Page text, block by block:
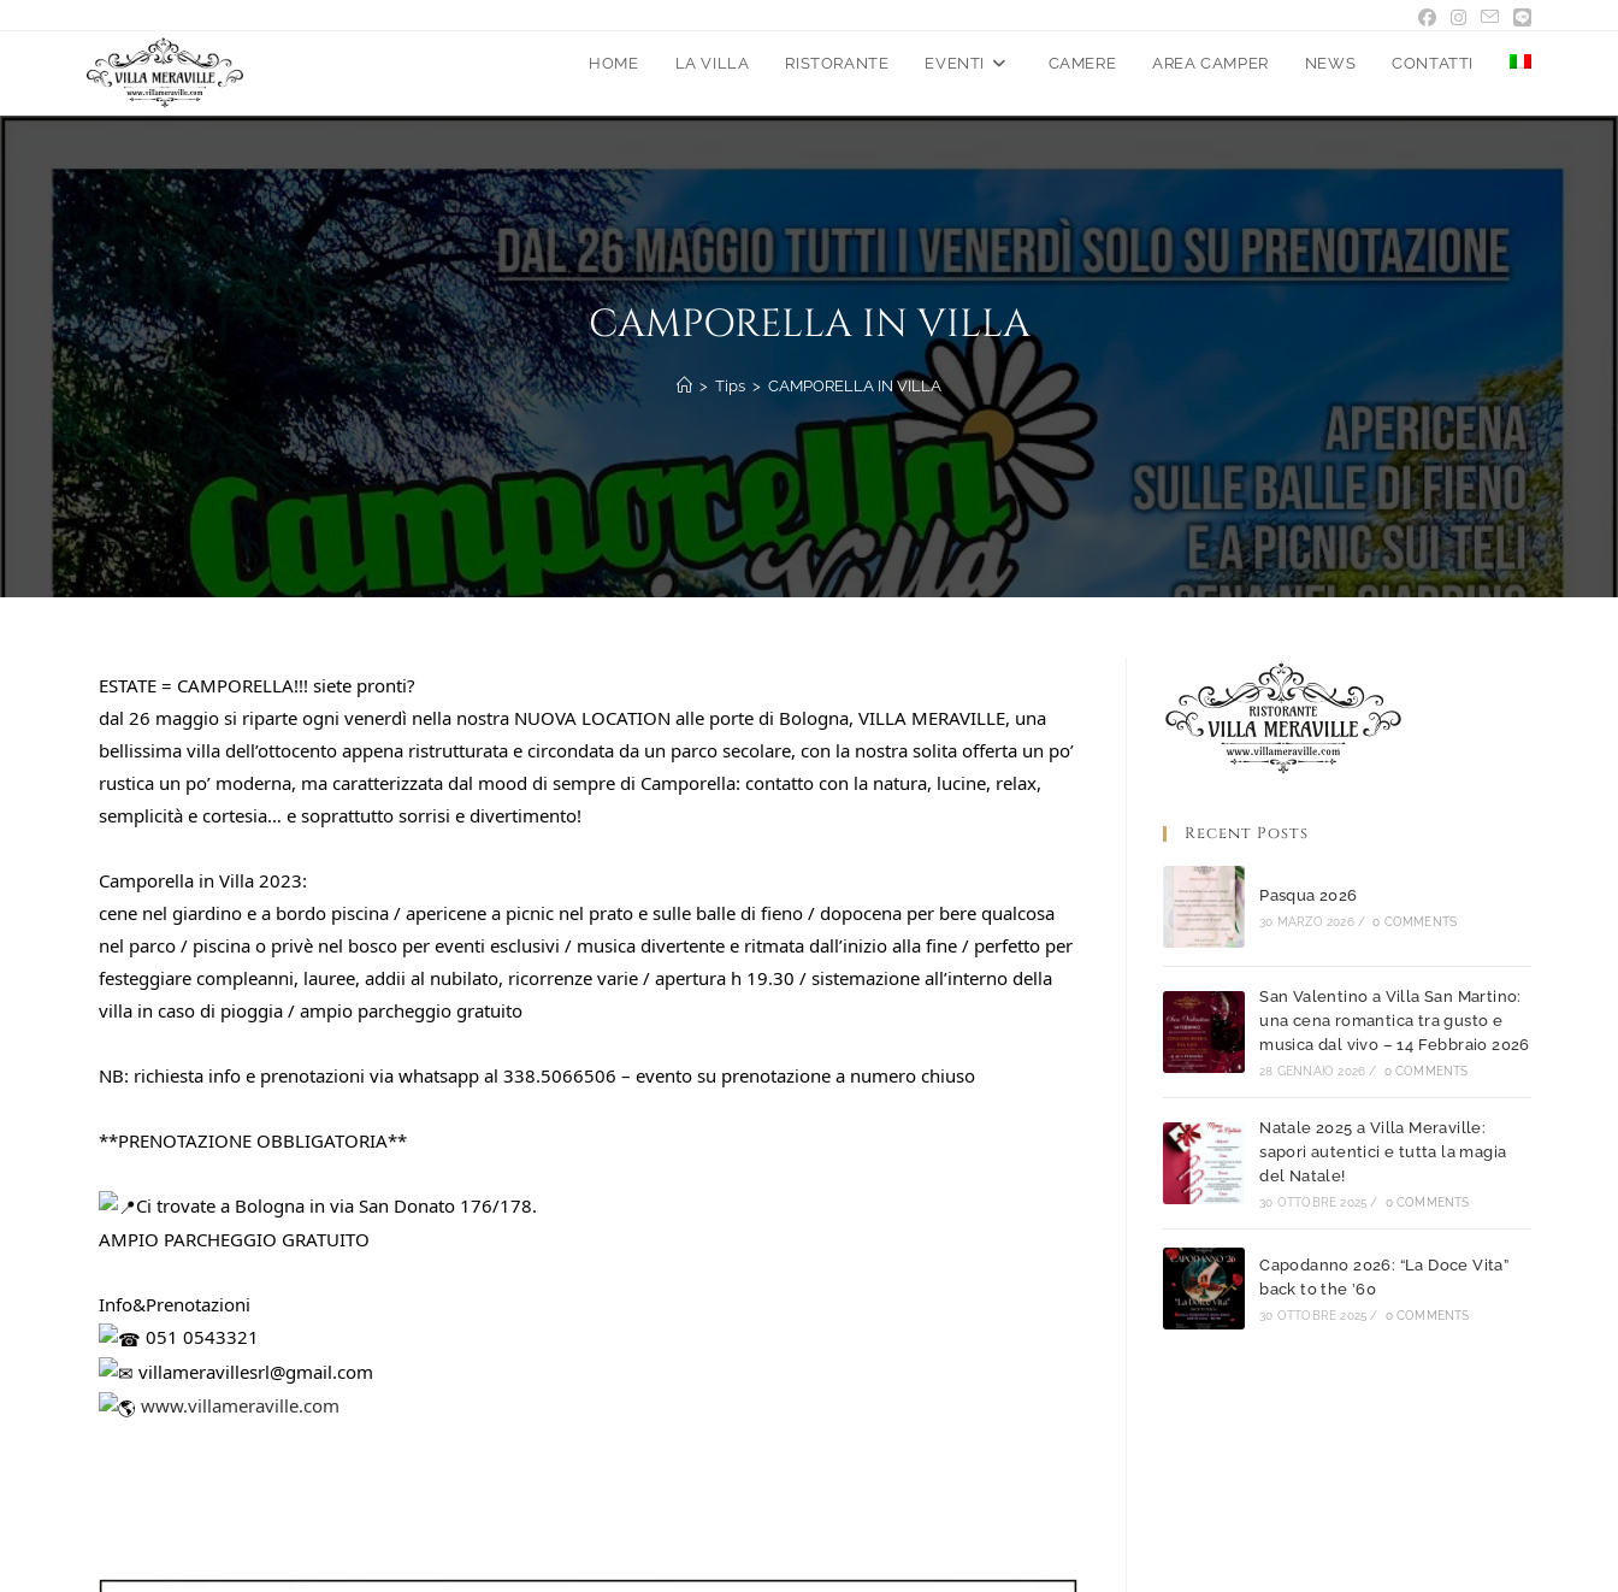
HOME LA VILLA RISTORANTE EVENTI CAMERE AREA CAMPER NEWS CONTATTI
CAMPORELLA IN VILLA
> Tips > CAMPORELLA IN VILLA
ESTATE = CAMPORELLA!!! siete pronti?
dal 26 maggio si riparte ogni venerdì nella nostra NUOVA LOCATION alle porte di Bologna, VILLA MERAVILLE, una
bellissima villa dell’ottocento appena ristrutturata e circondata da un parco secolare, con la nostra solita offerta un po’
rustica un po’ moderna, ma caratterizzata dal mood di sempre di Camporella: contatto con la natura, lucine, relax,
semplicità e cortesia… e soprattutto sorrisi e divertimento!
Camporella in Villa 2023:
cene nel giardino e a bordo piscina / apericene a picnic nel prato e sulle balle di fieno / dopocena per bere qualcosa
nel parco / piscina o privè nel bosco per eventi esclusivi / musica divertente e ritmata dall’inizio alla fine / perfetto per
festeggiare compleanni, lauree, addii al nubilato, ricorrenze varie / apertura h 19.30 / sistemazione all’interno della
villa in caso di pioggia / ampio parcheggio gratuito
NB: richiesta info e prenotazioni via whatsapp al 338.5066506 – evento su prenotazione a numero chiuso
**PRENOTAZIONE OBBLIGATORIA**
Ci trovate a Bologna in via San Donato 176/178.
AMPIO PARCHEGGIO GRATUITO
Info&Prenotazioni
051 0543321
villameravillesrl@gmail.com
www.villameraville.com
Recent Posts
Pasqua 2026
30 MARZO 2026 / 0 COMMENTS
San Valentino a Villa San Martino:
una cena romantica tra gusto e
musica dal vivo – 14 Febbraio 2026
28 GENNAIO 2026 / 0 COMMENTS
Natale 2025 a Villa Meraville:
sapori autentici e tutta la magia
del Natale!
30 OTTOBRE 2025 / 0 COMMENTS
Capodanno 2026: “La Doce Vita”
back to the ’60
30 OTTOBRE 2025 / 0 COMMENTS